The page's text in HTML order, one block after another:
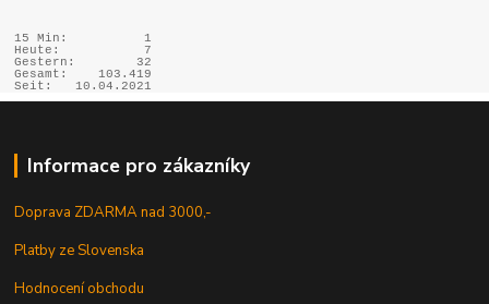
15 Min:
1
Heute:
7
Gestern:
32
Gesamt:
103.419
Seit:
10.04.2021
Informace pro zákazníky
Doprava ZDARMA nad 3000,-
Platby ze Slovenska
Hodnocení obchodu